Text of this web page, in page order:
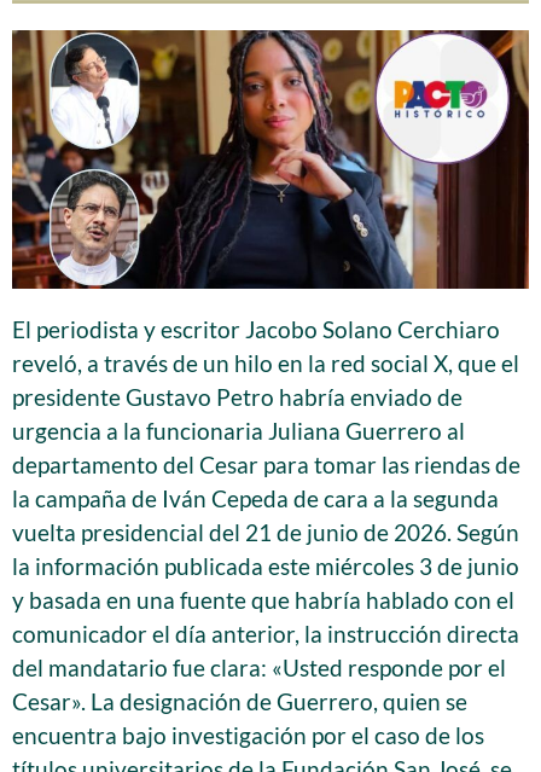
El periodista y escritor Jacobo Solano Cerchiaro
reveló, a través de un hilo en la red social X, que el
presidente Gustavo Petro habría enviado de
urgencia a la funcionaria Juliana Guerrero al
departamento del Cesar para tomar las riendas de
la campaña de Iván Cepeda de cara a la segunda
vuelta presidencial del 21 de junio de 2026. Según
la información publicada este miércoles 3 de junio
y basada en una fuente que habría hablado con el
comunicador el día anterior, la instrucción directa
del mandatario fue clara: «Usted responde por el
Cesar». La designación de Guerrero, quien se
encuentra bajo investigación por el caso de los